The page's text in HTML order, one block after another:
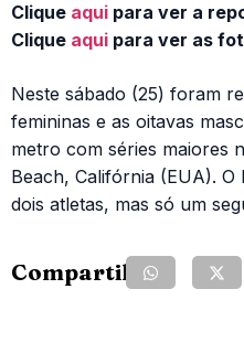
Clique aqui para ver a
Clique aqui para ver as
Neste sábado (25) foram
femininas e as oitavas
metro com séries maiores
Beach, Califórnia (EUA).
dois atletas, mas só um
Compartilhe: